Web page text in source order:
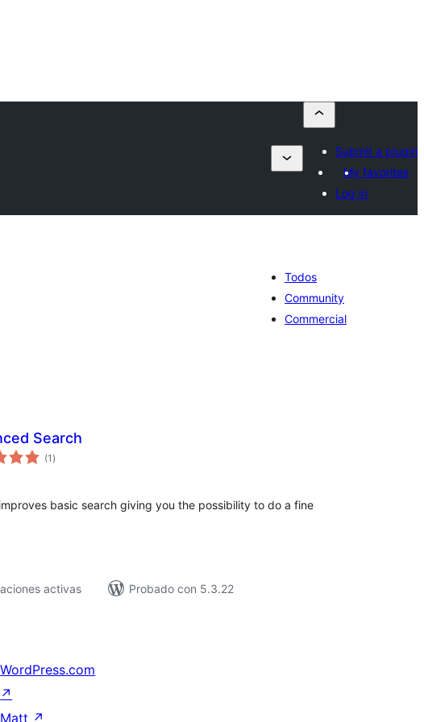
Submit a plugin
My favorites
Log in
Todos
Community
Commercial
Search
(1 total
de
)
basic search giving you the possibility to do a fine
activas
Probado con 5.3.22
WordPress.com
↗
Matt ↗